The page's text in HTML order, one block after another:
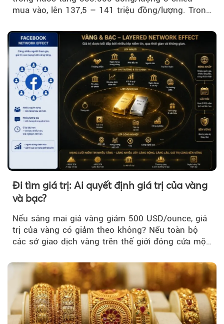
mua vào, lên 137,5 – 141 triệu đồng/lượng. Trong
trì trên ngưỡng 4.000 USD/ounce.
Đi tìm giá trị: Ai quyết định giá trị của vàng
và bạc?
Nếu sáng mai giá vàng giảm 500 USD/ounce, giá
trị của vàng có giảm theo không? Nếu toàn bộ
các sở giao dịch vàng trên thế giới đóng cửa một